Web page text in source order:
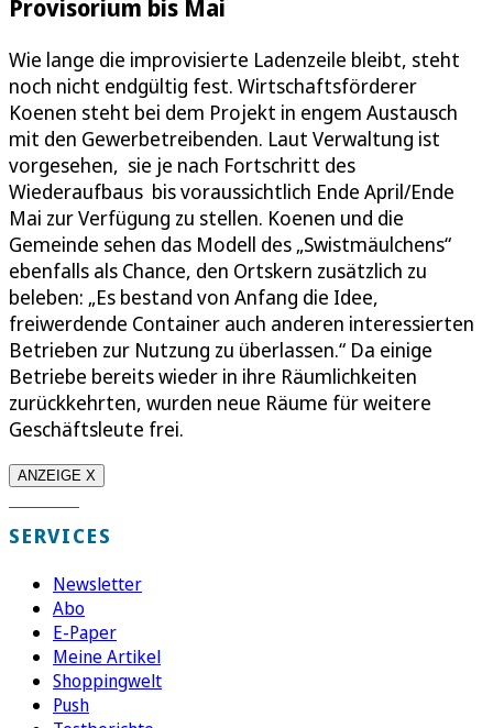
Provisorium bis Mai
Wie lange die improvisierte Ladenzeile bleibt, steht
noch nicht endgültig fest. Wirtschaftsförderer
Koenen steht bei dem Projekt in engem Austausch
mit den Gewerbetreibenden. Laut Verwaltung ist
vorgesehen, sie je nach Fortschritt des
Wiederaufbaus bis voraussichtlich Ende April/Ende
Mai zur Verfügung zu stellen. Koenen und die
Gemeinde sehen das Modell des „Swistmäulchens“
ebenfalls als Chance, den Ortskern zusätzlich zu
beleben: „Es bestand von Anfang die Idee,
freiwerdende Container auch anderen interessierten
Betrieben zur Nutzung zu überlassen.“ Da einige
Betriebe bereits wieder in ihre Räumlichkeiten
zurückkehrten, wurden neue Räume für weitere
Geschäftsleute frei.
ANZEIGE X
SERVICES
Newsletter
Abo
E-Paper
Meine Artikel
Shoppingwelt
Push